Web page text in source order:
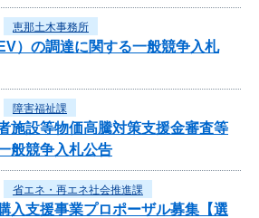
恵那土木事務所
）の調達に関する一般競争入札
障害福祉課
施設等物価高騰対策支援金審査等
般競争入札公告
省エネ・再エネ社会推進課
入支援事業プロポーザル募集【選